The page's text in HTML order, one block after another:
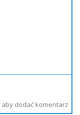
aby dodać komentarz